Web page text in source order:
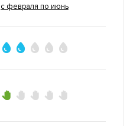
с февраля по июнь